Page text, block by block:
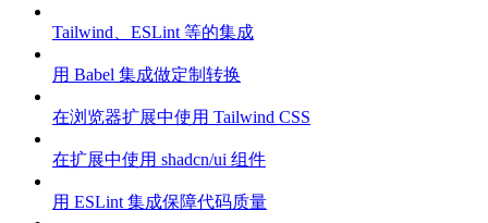
Tailwind、ESLint 等的集成
用 Babel 集成做定制转换
在浏览器扩展中使用 Tailwind CSS
在扩展中使用 shadcn/ui 组件
用 ESLint 集成保障代码质量